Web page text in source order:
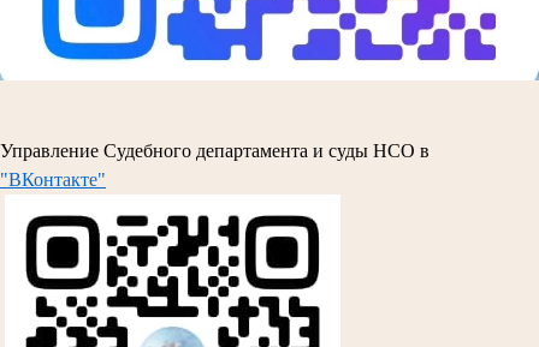
Управление Судебного департамента и суды НСО в
"ВКонтакте"